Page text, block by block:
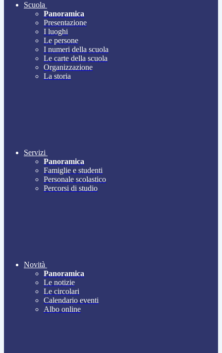
Scuola
Panoramica
Presentazione
I luoghi
Le persone
I numeri della scuola
Le carte della scuola
Organizzazione
La storia
Servizi
Panoramica
Famiglie e studenti
Personale scolastico
Percorsi di studio
Novità
Panoramica
Le notizie
Le circolari
Calendario eventi
Albo online